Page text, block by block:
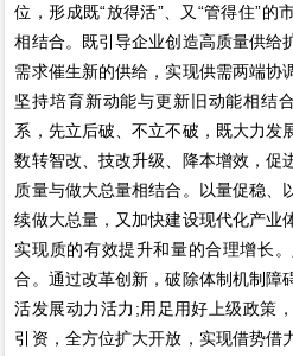
位，形成既“放得活”、又“管得住”的
相结合。既引导企业创造高质量供给
需求催生新的供给，实现供需两端协
坚持培育新动能与更新旧动能相结
系，先立后破、不立不破，既大力发
数转智改、技改升级、降本增效，促
质量与做大总量相结合。以量促稳、
续做大总量，又加快建设现代化产业
实现质的有效提升和量的合理增长
合。通过改革创新，破除体制机制障
活发展动力活力;用足用好上级政策
引资，全方位扩大开放，实现借势借